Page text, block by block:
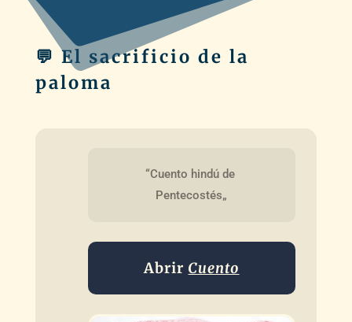
💬 El sacrificio de la
paloma
“Cuento hindú de
Pentecostés„
Abrir Cuento